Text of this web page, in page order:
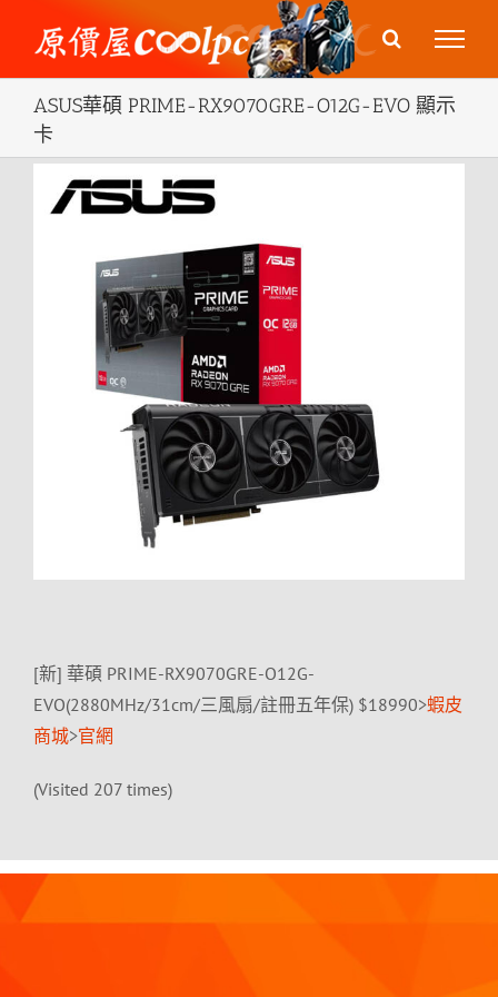
content
ASUS華碩 PRIME-RX9070GRE-O12G-EVO 顯示
卡
View
Larger
[新] 華碩 PRIME-RX9070GRE-O12G-
EVO(2880MHz/31cm/三風扇/註冊五年保) $18990>蝦皮
商城>官網
(Visited 207 times)